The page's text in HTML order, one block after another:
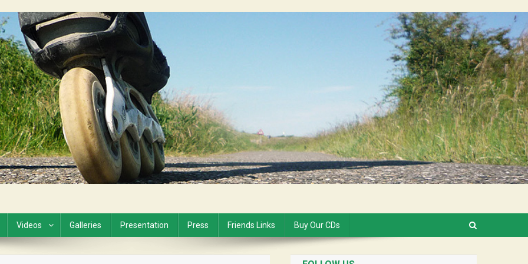
Videos Galleries Presentation Press Friends Links Buy Our CDs